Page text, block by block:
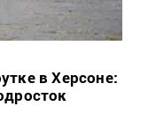
в Херсоне: